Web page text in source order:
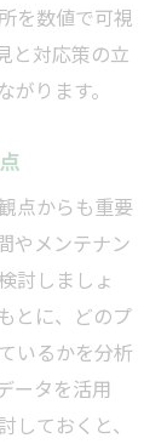
を数値で可視
と対応策の立
ります。
点からも重要
やメンテナン
討しましょ
とに、どのプ
いるかを分析
ータを活用
ておくと、